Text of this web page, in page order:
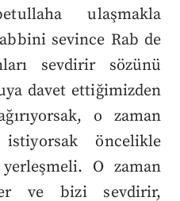
ulaşmakla
sevince Rab de
sevdirir sözünü
davet ettiğimizden
o zaman
öncelikle
O zaman
ve bizi sevdirir,